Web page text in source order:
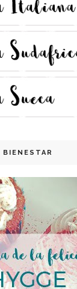
BIENESTAR